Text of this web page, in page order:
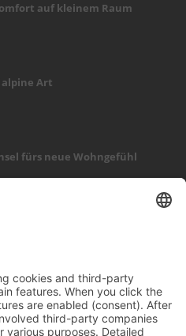
auf kleinem Raum
Art
fürs neue Wohngefühl
sicherheit
smart home